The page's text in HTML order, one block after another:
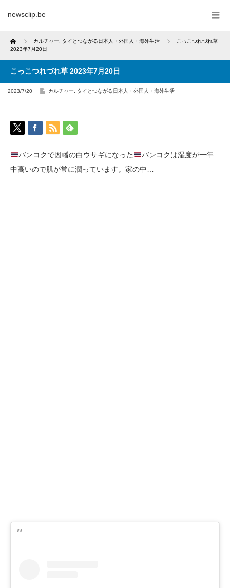
newsclip.be
Home カルチャー タイとつながる日本人・外国人・海外生活
こっこつれづれ草
2023年7月20日
こっこつれづれ草 2023年7月20日
2023/7/20 カルチャー タイとつながる日本人・外国人・海外生活
バンコクで因幡の白ウサギになった
バンコクは湿度が一年
中高いので肌が常に潤っています。家の中…